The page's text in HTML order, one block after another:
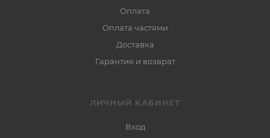
Оплата
Оплата частями
Доставка
Гарантия и возврат
ЛИЧНЫЙ КАБИНЕТ
Вход